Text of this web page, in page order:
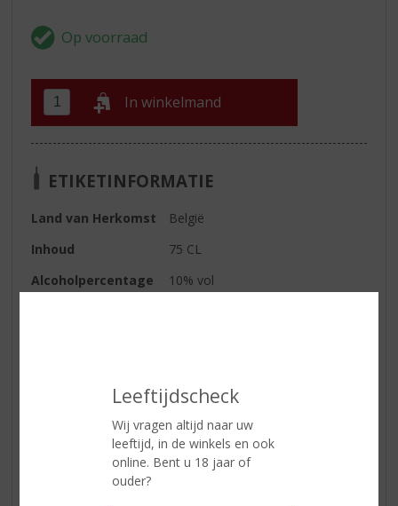
Leeftijdscheck
Wij vragen altijd naar uw
leeftijd, in de winkels en ook
online. Bent u 18 jaar of
ouder?
In winkelmand
ETIKETINFORMATIE
Land van Herkomst
België
Inhoud
75 CL
Alcoholpercentage
10% vol
dit bier met karakter ontwikkelt
onderstreept door een vleugje
hop